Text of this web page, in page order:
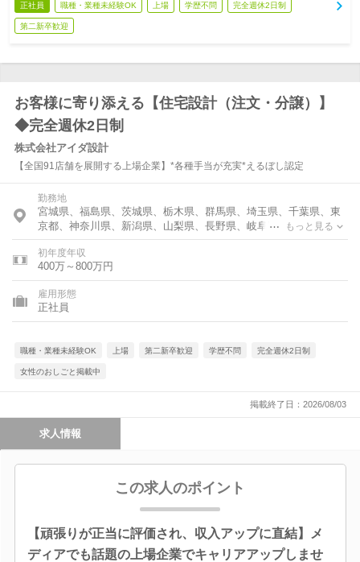
正社員 職種・業種未経験OK 上場 学歴不問 完全週休2日制
第二新卒歓迎
お客様に寄り添える【住宅設計（注文・分譲）】
◆完全週休2日制
株式会社アイダ設計
【全国91店舗を展開する上場企業】*各種手当が充実*えるぼし認定
勤務地
宮城県、福島県、茨城県、栃木県、群馬県、埼玉県、千葉県、東
京都、神奈川県、新潟県、山梨県、長野県、岐阜県、静岡県、愛
知県、三重県、京都府、大阪府、広島県、福岡県、佐賀県、熊本
県、鹿児島県、沖縄県
もっと見る
初年度年収
400万～800万円
雇用形態
正社員
職種・業種未経験OK 上場 第二新卒歓迎 学歴不問 完全週休2日制
女性のおしごと掲載中
掲載終了日：2026/08/03
求人情報
この求人のポイント
【頑張りが正当に評価され、収入アップに直結】メ
ディアでも話題の上場企業でキャリアアップしませ